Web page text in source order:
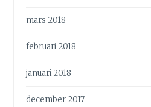
mars 2018
februari 2018
januari 2018
december 2017